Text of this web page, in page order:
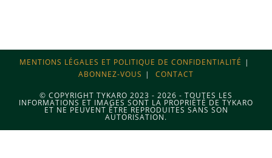
MENTIONS LÉGALES ET POLITIQUE DE CONFIDENTIALITÉ
ABONNEZ-VOUS
CONTACT
© COPYRIGHT TYKARO 2023 - 2026 - TOUTES LES
INFORMATIONS ET IMAGES SONT LA PROPRIÉTÉ DE TYKARO
ET NE PEUVENT ÊTRE REPRODUITES SANS SON
AUTORISATION.